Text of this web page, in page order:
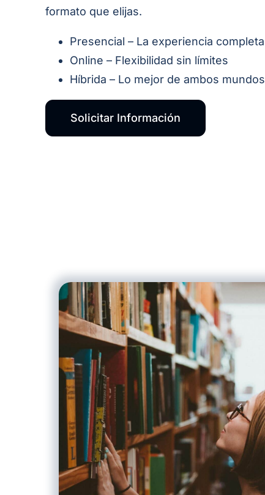
formato que elijas.
Presencial – La experiencia completa
Online – Flexibilidad sin límites
Híbrida – Lo mejor de ambos mundos
Solicitar Información